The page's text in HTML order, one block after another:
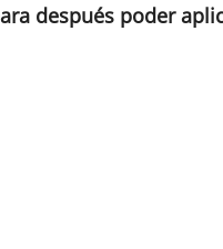
después poder